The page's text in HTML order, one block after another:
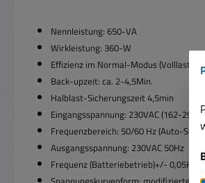
Nennleistung: 650-VA
Wirkleistung: 360-W
Effizienz im Normal-Modus (Volllast =
Back-upzeit: ca. 2-4,5Min.
Halblast-Sicherungszeit 4,5min
Eingangsspannung: 230VAC (162-
Frequenzbereich: 50/60 Hz (Auto-
Ausgangsspannung: 230VAC 50Hz
Frequenz (Batteriebetrieb)+/- 0,05Hz